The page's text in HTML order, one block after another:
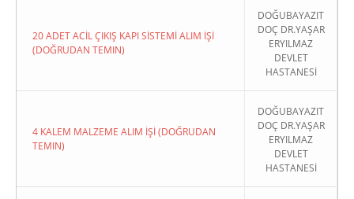
20 ADET ACİL ÇIKIŞ KAPI SİSTEMİ ALIM İŞİ
(DOĞRUDAN TEMIN)
DOĞUBAYAZIT
DOÇ DR.YAŞAR
ERYILMAZ
DEVLET
HASTANESİ
4 KALEM MALZEME ALIM İŞİ (DOĞRUDAN
TEMIN)
DOĞUBAYAZIT
DOÇ DR.YAŞAR
ERYILMAZ
DEVLET
HASTANESİ